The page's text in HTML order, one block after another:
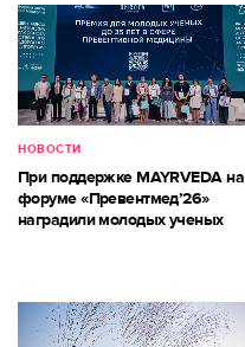
НОВОСТИ
При поддержке MAYRVEDA на
форуме «Превентмед’26»
наградили молодых ученых